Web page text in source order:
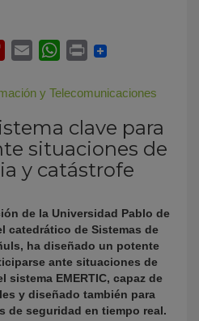
y Telecomunicaciones
clave para
situaciones de
y catástrofe
de la Universidad Pablo de
catedrático de Sistemas de
ha diseñado un potente
ante situaciones de
sistema EMERTIC, capaz de
y diseñado también para
de seguridad en tiempo real.